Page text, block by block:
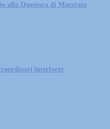
alla Questura di Macerata
interforze